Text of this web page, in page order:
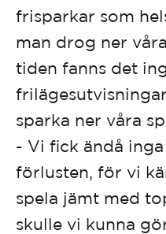
frisparkar som
man drog ner
tiden fanns det
sparka ner våra
- Vi fick ändå
förlusten, för vi
spela jämt med
skulle vi kunna